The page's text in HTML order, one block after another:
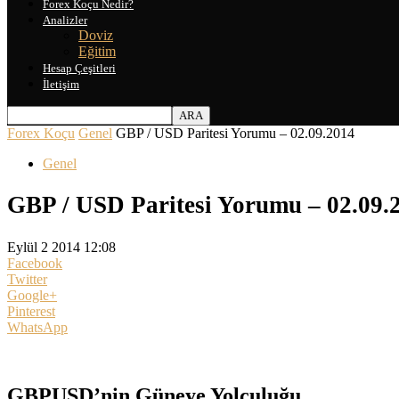
Forex Koçu Nedir?
Analizler
Doviz
Eğitim
Hesap Çeşitleri
İletişim
Forex Koçu Genel GBP / USD Paritesi Yorumu – 02.09.2014
Genel
GBP / USD Paritesi Yorumu –
Eylül 2 2014 12:08
Facebook
Twitter
Google+
Pinterest
WhatsApp